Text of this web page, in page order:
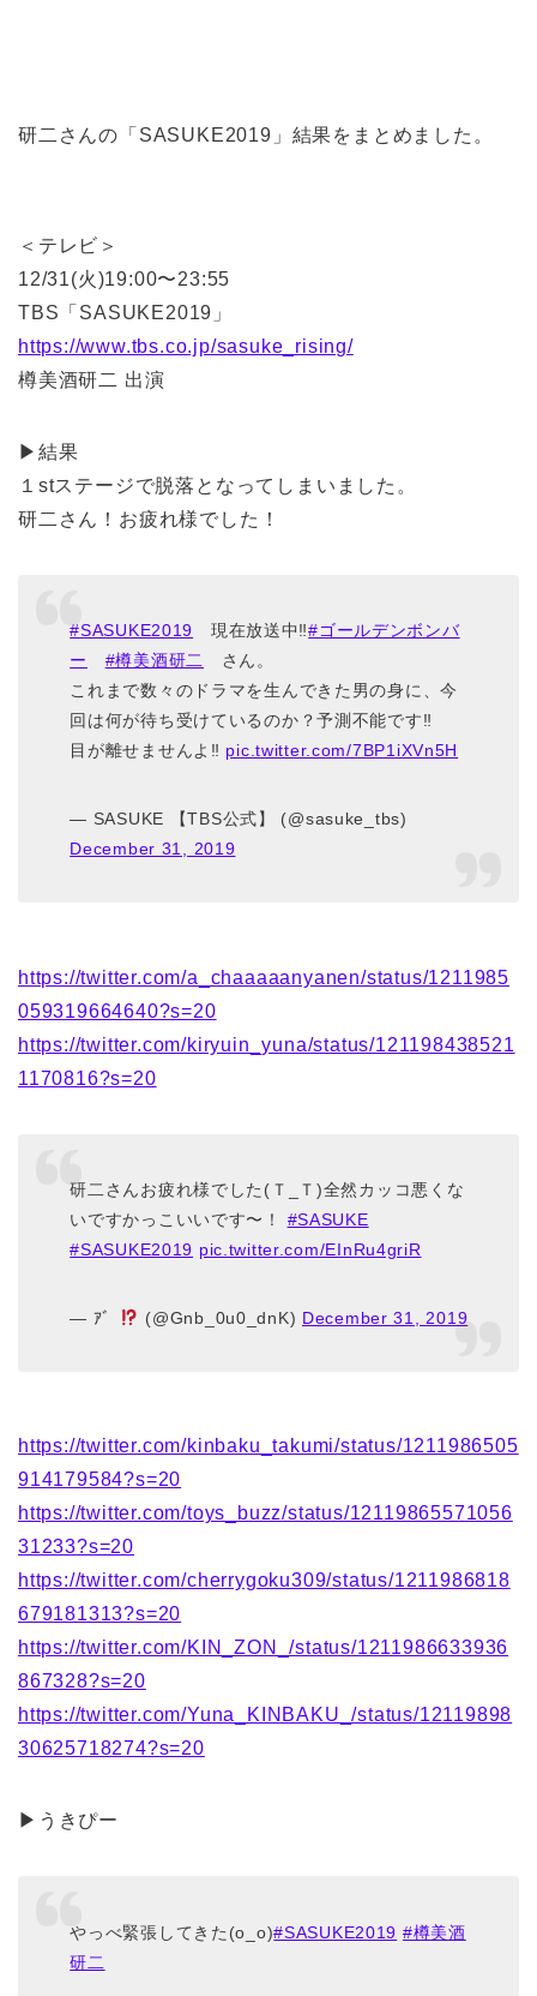
研二さんの「SASUKE2019」結果をまとめました。
＜テレビ＞
12/31(火)19:00〜23:55
TBS「SASUKE2019」
https://www.tbs.co.jp/sasuke_rising/
樽美酒研二 出演
▶結果
１stステージで脱落となってしまいました。
研二さん！お疲れ様でした！
#SASUKE2019 現在放送中‼#ゴールデンボンバ
ー
#樽美酒研二 さん。
これまで数々のドラマを生んできた男の身に、今
回は何が待ち受けているのか？予測不能です‼
目が離せませんよ‼ pic.twitter.com/7BP1iXVn5H
— SASUKE 【TBS公式】 (@sasuke_tbs)
December 31, 2019
https://twitter.com/a_chaaaaanyanen/status/1211985
059319664640?s=20
https://twitter.com/kiryuin_yuna/status/121198438521
1170816?s=20
研二さんお疲れ様でした(Ｔ_Ｔ)全然カッコ悪くな
いですかっこいいです〜！ #SASUKE
#SASUKE2019 pic.twitter.com/EInRu4griR
— ｱ゛ (@Gnb_0u0_dnK) December 31, 2019
https://twitter.com/kinbaku_takumi/status/1211986505
914179584?s=20
https://twitter.com/toys_buzz/status/12119865571056
31233?s=20
https://twitter.com/cherrygoku309/status/1211986818
679181313?s=20
https://twitter.com/KIN_ZON_/status/1211986633936
867328?s=20
https://twitter.com/Yuna_KINBAKU_/status/12119898
30625718274?s=20
▶うきぴー
やっべ緊張してきた(o_o)#SASUKE2019 #樽美酒
研二